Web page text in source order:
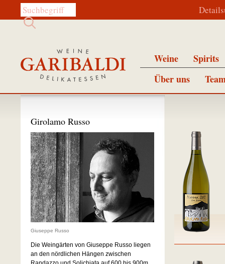
Diese Website durchsuchen:
Weine
Spirits
Über uns
Girolamo Russo
Giuseppe Russo
Die Weingärten von Giuseppe Russo liegen
an den nördlichen Hängen zwischen